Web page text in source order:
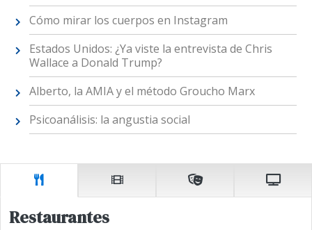
Cómo mirar los cuerpos en Instagram
Estados Unidos: ¿Ya viste la entrevista de Chris
Wallace a Donald Trump?
Alberto, la AMIA y el método Groucho Marx
Psicoanálisis: la angustia social
Restaurantes